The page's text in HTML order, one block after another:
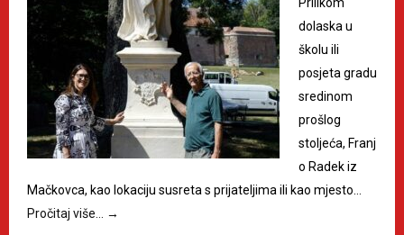
Prilikom
dolaska u
školu ili
posjeta gradu
sredinom
prošlog
stoljeća, Franj
o Radek iz
Mačkovca, kao lokaciju susreta s prijateljima ili kao mjesto…
Pročitaj više… →